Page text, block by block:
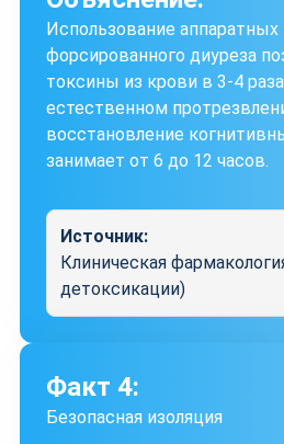
Использование
форсированного диуреза
токсины из крови в 3-4
естественном
восстановление
занимает от 6 до 12 часов.
Источник:
Клиническая
детоксикации)
Факт 4:
Безопасная изоляция